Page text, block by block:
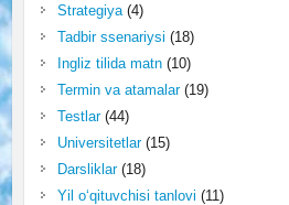
Strategiya(4)
Tadbir ssenariysi (18)
Ingliz tilida matn(10)
Termin va atamalar(19)
Testlar(44)
Universitetlar(15)
Darsliklar(18)
Yil o‘qituvchisi tanlovi (11)